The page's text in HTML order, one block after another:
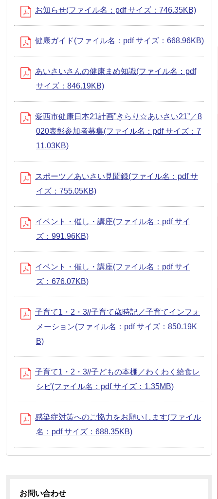
お知らせ(ファイル名：pdf サイズ：746.35KB)
健康ガイド(ファイル名：pdf サイズ：668.96KB)
あいさいさんの健康まめ知識(ファイル名：pdf
サイズ：846.19KB)
愛西市健康日本21計画”きらり☆あいさい21”／8
020表彰参加者募集(ファイル名：pdf サイズ：7
11.03KB)
スポーツ／あいさい見聞録(ファイル名：pdf サ
イズ：755.05KB)
イベント・催し・講座(ファイル名：pdf サイ
ズ：991.96KB)
イベント・催し・講座(ファイル名：pdf サイ
ズ：676.07KB)
子育て1・2・3//子育て歳時記／子育てインフォ
メーション(ファイル名：pdf サイズ：850.19K
B)
子育て1・2・3//子どもの本棚／わくわく給食レ
シピ(ファイル名：pdf サイズ：1.35MB)
感染症対策へのご協力をお願いします(ファイル
名：pdf サイズ：688.35KB)
お問い合わせ